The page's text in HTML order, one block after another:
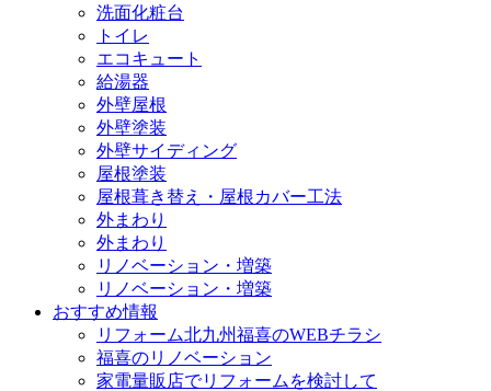
洗面化粧台
トイレ
エコキュート
給湯器
外壁屋根
外壁塗装
外壁サイディング
屋根塗装
屋根葺き替え・屋根カバー工法
外まわり
外まわり
リノベーション・増築
リノベーション・増築
おすすめ情報
リフォーム北九州福喜のWEBチラシ
福喜のリノベーション
家電量販店でリフォームを検討して